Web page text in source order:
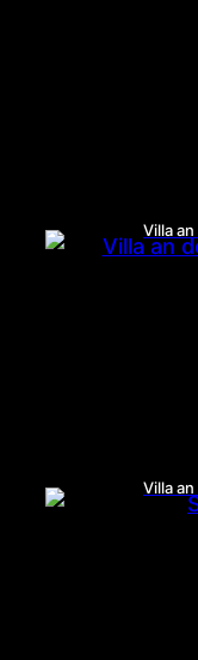
Villa
Villa